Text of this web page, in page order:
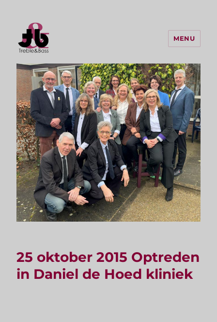
Treble & Bass
MENU
25 oktober 2015 Optreden
in Daniel de Hoed kliniek